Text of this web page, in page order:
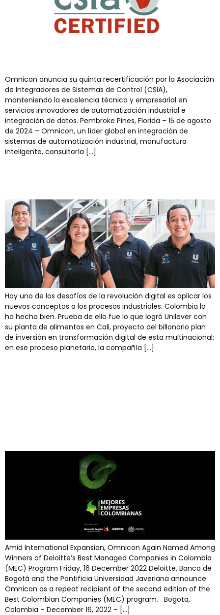
Omnicon anuncia su quinta recertificación por la Asociación
de Integradores de Sistemas de Control (CSIA),
manteniendo la excelencia técnica y empresarial en
servicios innovadores de automatización industrial e
integración de datos. Pembroke Pines, Florida – 15 de agosto
de 2024 – Omnicon, un líder global en integración de
sistemas de automatización industrial, manufactura
inteligente, consultoría […]
Hoy uno de los desafíos de la revolución digital es aplicar los
nuevos conceptos a los procesos industriales. Colombia lo
ha hecho bien. Prueba de ello fue lo que logró Unilever con
su planta de alimentos en Cali, proyecto del billonario plan
de inversión en transformación digital de esta multinacional:
en ese proceso planetario, la compañía […]
Amid International Expansion, Omnicon Again Named Among
Winners of Deloitte’s Best Managed Companies in Colombia
(MEC) Program Friday, 16 December 2022 Deloitte, Banco de
Bogotá and the Pontificia Universidad Javeriana announce
Omnicon as a repeat recipient of the second edition of the
Best Colombian Companies (MEC) program. Bogota,
Colombia – December 16, 2022 – […]